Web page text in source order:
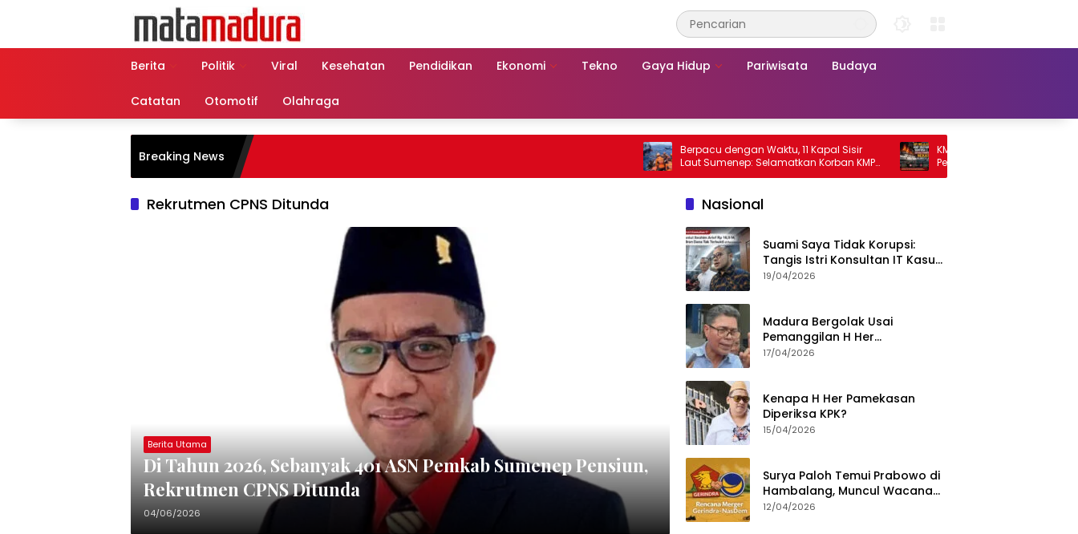
Berita
Politik Viral Kesehatan Pendidikan Ekonomi Tekno Gaya Hidup Pariwisata Budaya
Catatan Otomotif Olahraga
Breaking News
Berpacu dengan Waktu, 11 Kapal Sisir
Laut Sumenep: Selamatkan Korban KMP
Mutiara Sentosa 2
KMP Mutiara Sentosa 2 Terbakar,
Penumpang Nekat Melompat ke
Rekrutmen CPNS Ditunda
Berita Utama
Di Tahun 2026, Sebanyak 401 ASN Pemkab Sumenep Pensiun,
Rekrutmen CPNS Ditunda
04/06/2026
Nasional
Suami Saya Tidak Korupsi:
Tangis Istri Konsultan IT Kasus
Nadiem Dituntut 22,5 Tahun
19/04/2026
Madura Bergolak Usai
Pemanggilan H Her
Pamekasan, Faizal Assegaf
17/04/2026
Kenapa H Her Pamekasan
Diperiksa KPK?
15/04/2026
Surya Paloh Temui Prabowo di
Hambalang, Muncul Wacana
Penggabungan NasDem dan
12/04/2026